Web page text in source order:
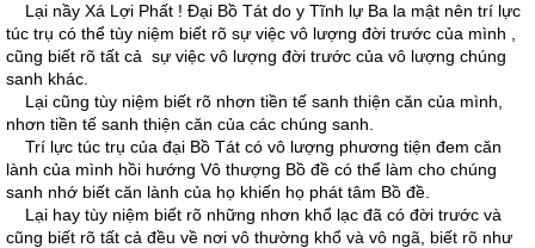
Lại nầy Xá Lợi Phất ! Ðại Bồ Tát do y Tĩnh lự Ba la mật nên trí lực
túc trụ có thể tùy niệm biết rõ sự việc vô lượng đời trước của mình ,
cũng biết rõ tất cả sự việc vô lượng đời trước của vô lượng chúng
sanh khác.
Lại cũng tùy niệm biết rõ nhơn tiền tế sanh thiện căn của mình,
nhơn tiền tế sanh thiện căn của các chúng sanh.
Trí lực túc trụ của đại Bồ Tát có vô lượng phương tiện đem căn
lành của mình hồi hướng Vô thượng Bồ đề có thể làm cho chúng
sanh nhớ biết căn lành của họ khiến họ phát tâm Bồ đề.
Lại hay tùy niệm biết rõ những nhơn khổ lạc đã có đời trước và
cũng biết rõ tất cả đều về nơi vô thường khổ và vô ngã, biết rõ như